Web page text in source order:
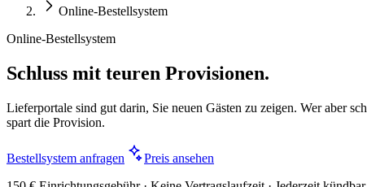
Online-Bestellsystem
Online-Bestellsystem
Schluss mit teuren Provisionen.
Lieferportale sind gut darin, Sie neuen Gästen zu zeigen. Wer aber
spart die Provision.
Bestellsystem anfragen
Preis ansehen